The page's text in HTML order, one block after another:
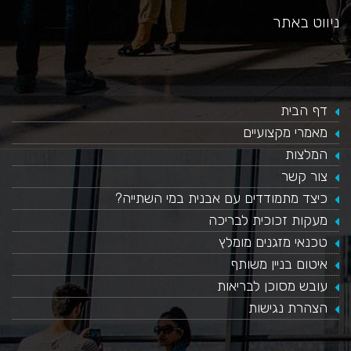
ניווט באתר
דף הבית
מאמרי מקצועיים
המלצות
צור קשר
כיצד מתמודדים עם אבנית במי השתייה?
​מעקות זכוכית לבריכה
טכנאי מזגנים מומלץ
איטום בניין משותף
עובש מסוכן לבריאות
הצהרת נגישות